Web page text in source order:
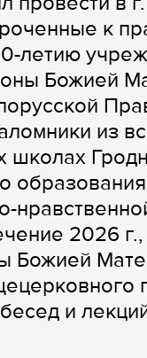
к
летию
Божией
из
школах
2026
Божией
и